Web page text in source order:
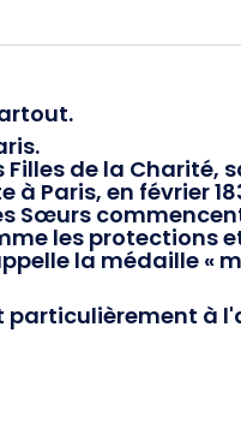
Filles de la Charité,
Paris, en février
Sœurs
les protections
la médaille «
particulièrement à